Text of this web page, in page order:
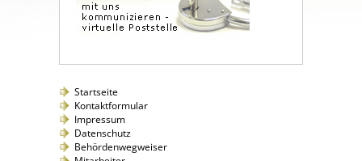
Startseite
Kontaktformular
Impressum
Datenschutz
Behördenwegweiser